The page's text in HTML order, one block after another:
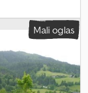
Csdpfx Afjy
imamo
godine sa
funkcioniše
Startni
informacije =
Za
Mali oglas